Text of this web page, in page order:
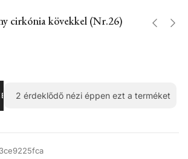
cirkónia kövekkel (Nr.26)
2 érdeklődő nézi éppen ezt a terméket